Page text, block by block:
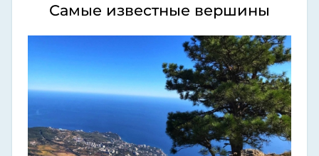
Самые известные вершины